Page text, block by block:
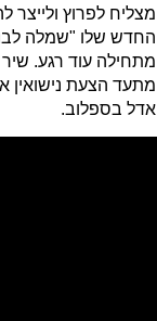
מצליח לפרוץ
החדש שלו "שמלה
מתחילה עוד רגע.
מתעד הצעת נישואין
אדל בספלוב.